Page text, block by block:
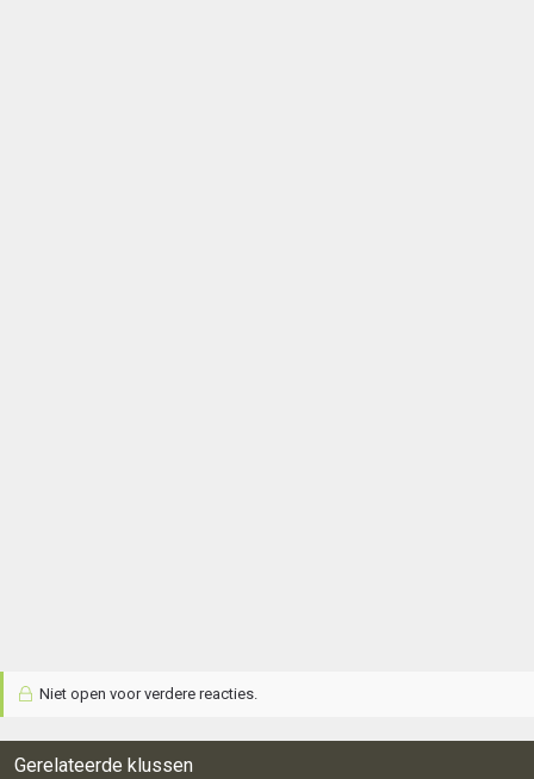
Niet open voor verdere reacties.
Gerelateerde klussen